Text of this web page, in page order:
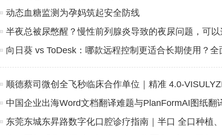
动态血糖监测为孕妈筑起安全防线
半夜总被尿憋醒？慢性前列腺炎导致的夜尿问题，可
向日葵 vs ToDesk：哪款远程控制更适合长期使用？全
顺德蔡司微创全飞秒临床合作单位｜精准 4.0-
中国企业出海Word文档翻译难题与PlanFormAI图纸翻
东莞东城东昇路数字化口腔诊疗指南｜半口 全口种植